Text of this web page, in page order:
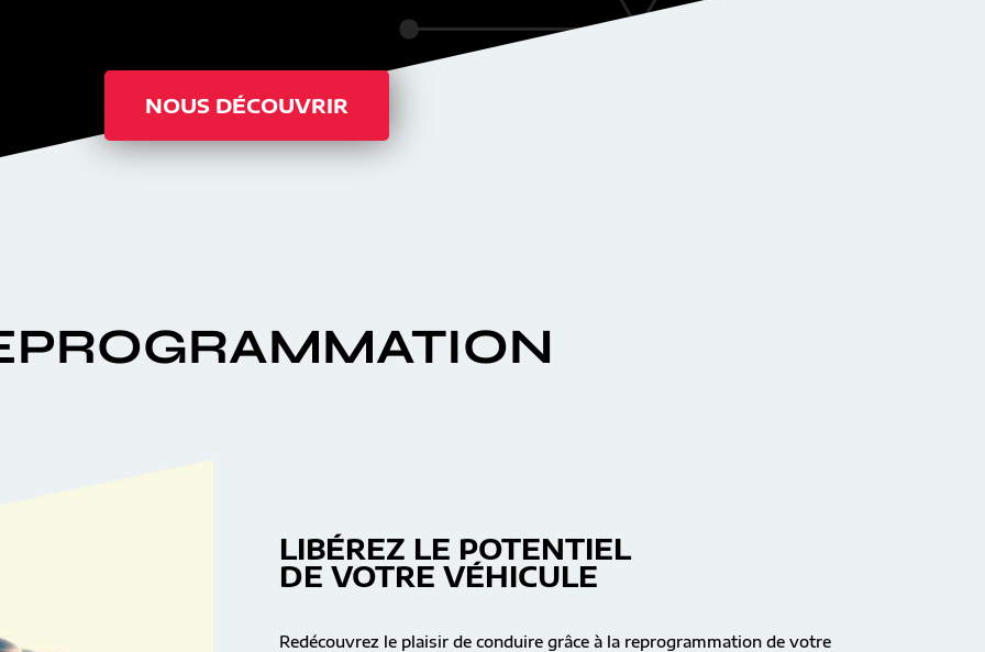
NOUS DÉCOUVRIR
LIBÉREZ LE POTENTIEL
DE VOTRE VÉHICULE
Redécouvrez le plaisir de conduire grâce à la reprogrammation de votre